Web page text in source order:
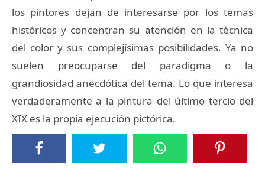
los pintores dejan de interesarse por los temas
históricos y concentran su atención en la técnica
del color y sus complejísimas posibilidades. Ya no
suelen preocuparse del paradigma o la
grandiosidad anecdótica del tema. Lo que interesa
verdaderamente a la pintura del último tercio del
XIX es la propia ejecución pictórica.